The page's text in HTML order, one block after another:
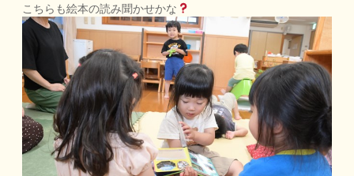
こちらも絵本の読み聞かせかな